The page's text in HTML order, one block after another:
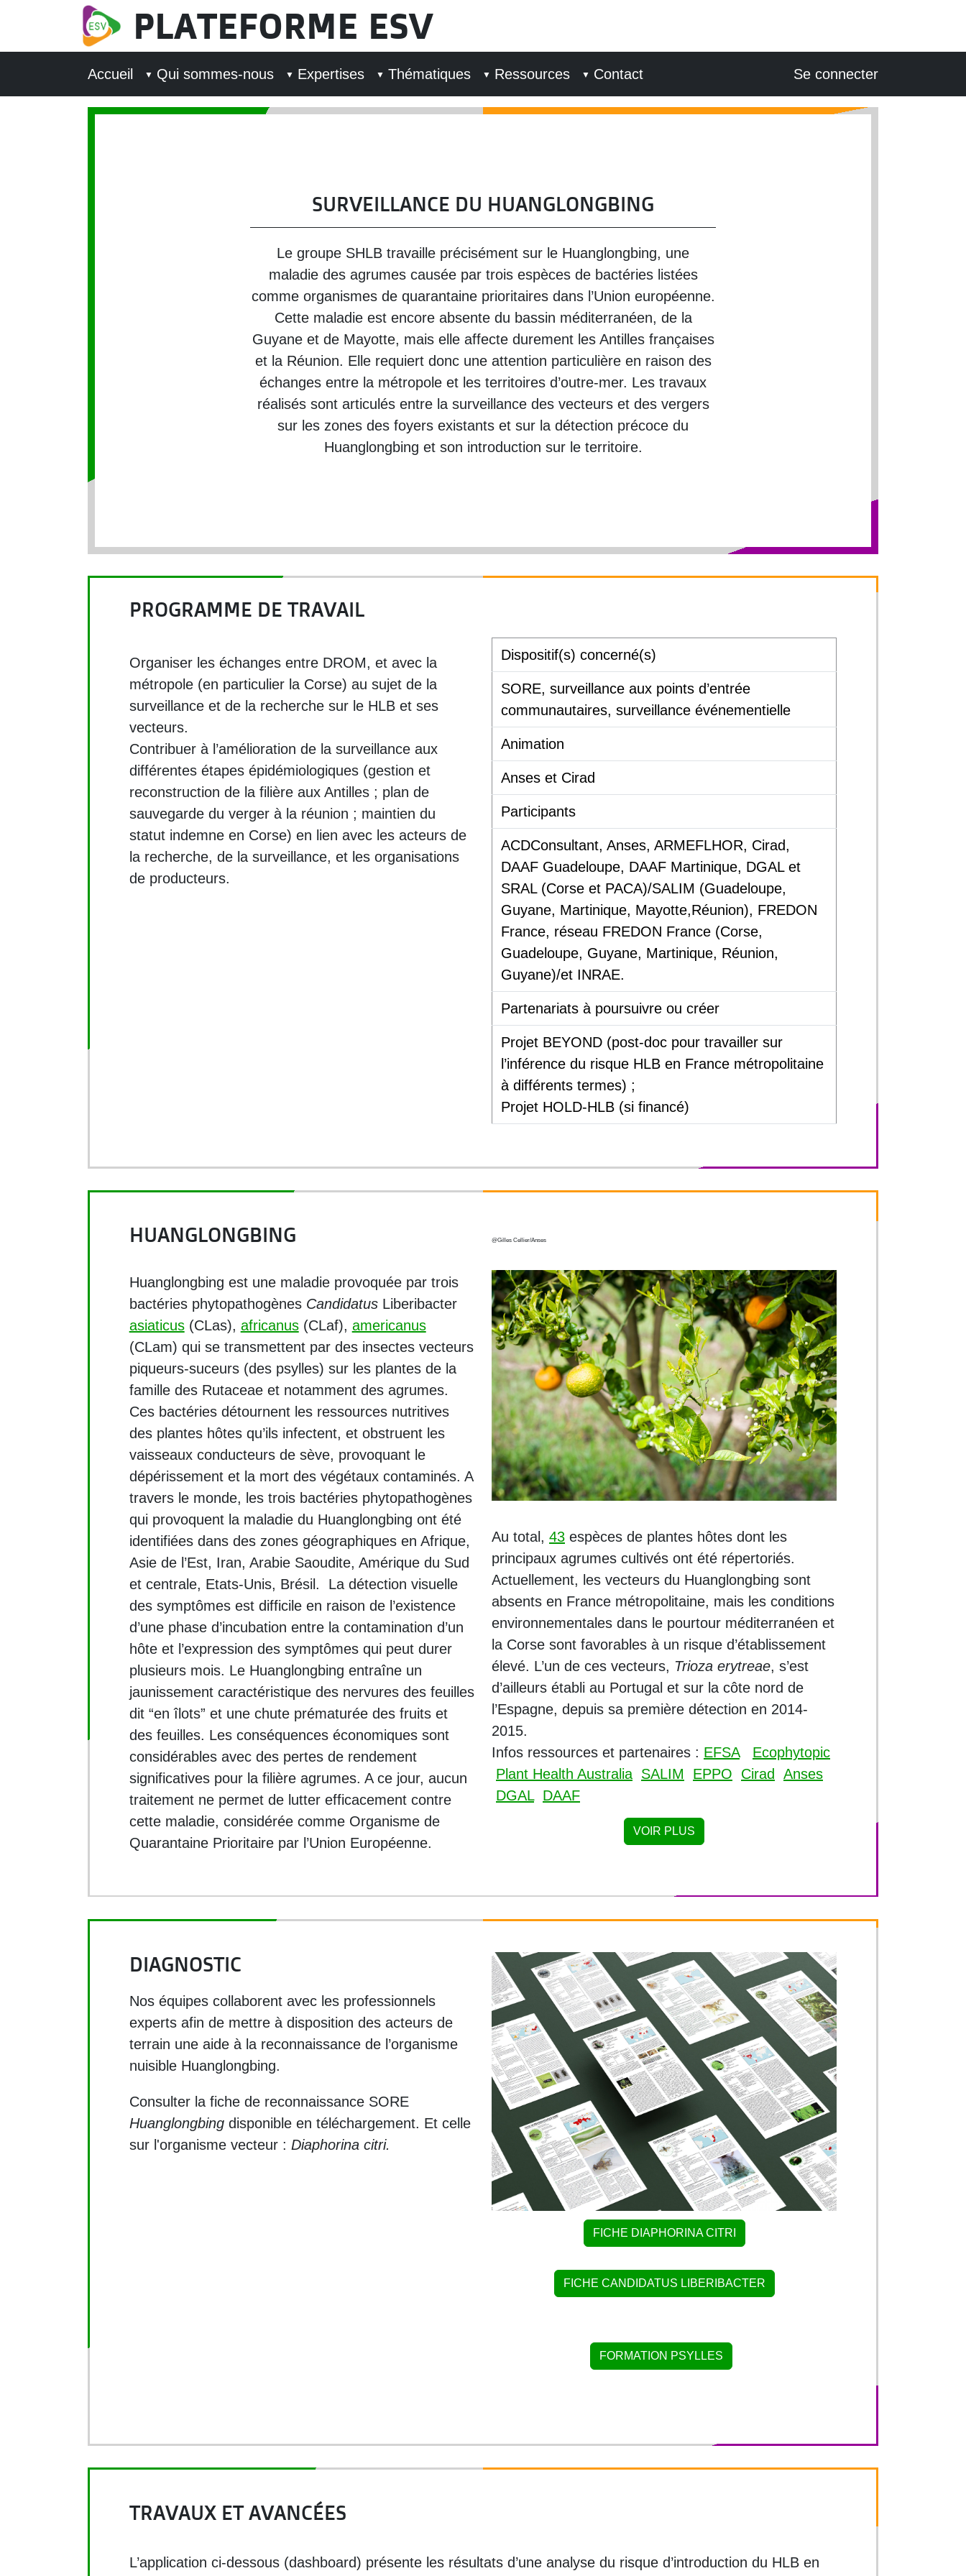
Aller au contenu principalPLATEFORME ESV
MAIN NAVIGATION
Accueil Qui sommes-nous Expertises Thématiques Ressources Contact USER ACCOUNT
Se connecter
SURVEILLANCE DU HUANGLONGBING
Le groupe SHLB travaille précisément sur le Huanglongbing, une
maladie des agrumes causée par trois espèces de bactéries listées
comme organismes de quarantaine prioritaires dans l’Union européenne.
Cette maladie est encore absente du bassin méditerranéen, de la
Guyane et de Mayotte, mais elle affecte durement les Antilles françaises
et la Réunion. Elle requiert donc une attention particulière en raison des
échanges entre la métropole et les territoires d’outre-mer. Les travaux
réalisés sont articulés entre la surveillance des vecteurs et des vergers
sur les zones des foyers existants et sur la détection précoce du
Huanglongbing et son introduction sur le territoire.
PROGRAMME DE TRAVAIL
Organiser les échanges entre DROM, et avec la
métropole (en particulier la Corse) au sujet de la
surveillance et de la recherche sur le HLB et ses
vecteurs.
Contribuer à l’amélioration de la surveillance aux
différentes étapes épidémiologiques (gestion et
reconstruction de la filière aux Antilles ; plan de
sauvegarde du verger à la réunion ; maintien du
statut indemne en Corse) en lien avec les acteurs de
la recherche, de la surveillance, et les organisations
de producteurs.
Dispositif(s) concerné(s)
SORE, surveillance aux points d’entrée
communautaires, surveillance événementielle
Animation
Anses et Cirad
Participants
ACDConsultant, Anses, ARMEFLHOR, Cirad,
DAAF Guadeloupe, DAAF Martinique, DGAL et
SRAL (Corse et PACA)/SALIM (Guadeloupe,
Guyane, Martinique, Mayotte,Réunion), FREDON
France, réseau FREDON France (Corse,
Guadeloupe, Guyane, Martinique, Réunion,
Guyane)/et INRAE.
Partenariats à poursuivre ou créer
Projet BEYOND (post-doc pour travailler sur
l’inférence du risque HLB en France métropolitaine
à différents termes) ;
Projet HOLD-HLB (si financé)
HUANGLONGBING
Huanglongbing est une maladie provoquée par trois
bactéries phytopathogènes CandidatusLiberibacter
asiaticus(CLas), africanus(CLaf), americanus
(CLam) qui se transmettent par des insectes vecteurs
piqueurs-suceurs (des psylles) sur les plantes de la
famille des Rutaceae et notamment des agrumes.
Ces bactéries détournent les ressources nutritives
des plantes hôtes qu’ils infectent, et obstruent les
vaisseaux conducteurs de sève, provoquant le
dépérissement et la mort des végétaux contaminés. A
travers le monde, les trois bactéries phytopathogènes
qui provoquent la maladie du Huanglongbing ont été
identifiées dans des zones géographiques en Afrique,
Asie de l’Est, Iran, Arabie Saoudite, Amérique du Sud
et centrale, Etats-Unis, Brésil. La détection visuelle
des symptômes est difficile en raison de l’existence
d’une phase d’incubation entre la contamination d’un
hôte et l’expression des symptômes qui peut durer
plusieurs mois. Le Huanglongbing entraîne un
jaunissement caractéristique des nervures des feuilles
dit “en îlots” et une chute prématurée des fruits et
des feuilles. Les conséquences économiques sont
considérables avec des pertes de rendement
significatives pour la filière agrumes. A ce jour, aucun
traitement ne permet de lutter efficacement contre
cette maladie, considérée comme Organisme de
Quarantaine Prioritaire par l’Union Européenne.
@Gilles Cellier/Anses
Au total, 43 espèces de plantes hôtes dont les
principaux agrumes cultivés ont été répertoriés.
Actuellement, les vecteurs du Huanglongbing sont
absents en France métropolitaine, mais les conditions
environnementales dans le pourtour méditerranéen et
la Corse sont favorables à un risque d’établissement
élevé. L’un de ces vecteurs, Trioza erytreae, s’est
d’ailleurs établi au Portugal et sur la côte nord de
l’Espagne, depuis sa première détection en 2014-
2015.
Infos ressources et partenaires : EFSA
Ecophytopic
Plant Health Australia SALIM EPPO Cirad Anses
DGAL DAAF
VOIR PLUS
DIAGNOSTIC
Nos équipes collaborent avec les professionnels
experts afin de mettre à disposition des acteurs de
terrain une aide à la reconnaissance de l’organisme
nuisible Huanglongbing.
Consulter la fiche de reconnaissance SORE
Huanglongbingdisponible en téléchargement. Et celle
sur l'organisme vecteur : Diaphorina citri.
FICHE DIAPHORINA CITRI
FICHE CANDIDATUS LIBERIBACTER
FORMATION PSYLLES
TRAVAUX ET AVANCÉES
L’application ci-dessous (dashboard) présente les résultats d’une analyse du risque d’introduction du HLB en